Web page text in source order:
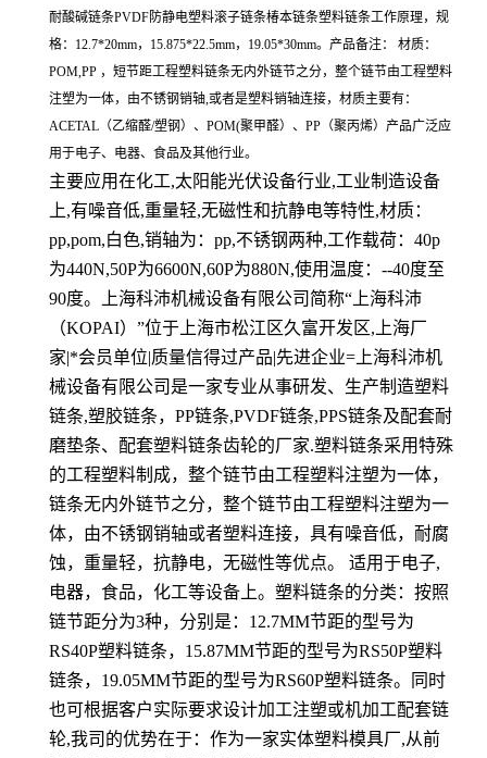
耐酸碱链条PVDF防静电塑料滚子链条椿本链条塑料链条工作原理，规
格：12.7*20mm，15.875*22.5mm，19.05*30mm。产品备注： 材质：
POM,PP ，短节距工程塑料链条无内外链节之分，整个链节由工程塑料
注塑为一体，由不锈钢销轴,或者是塑料销轴连接，材质主要有：
ACETAL（乙缩醛/塑钢）、POM(聚甲醛）、PP（聚丙烯）产品广泛应
用于电子、电器、食品及其他行业。
主要应用在化工,太阳能光伏设备行业,工业制造设备
上,有噪音低,重量轻,无磁性和抗静电等特性,材质：
pp,pom,白色,销轴为：pp,不锈钢两种,工作载荷：40p
为440N,50P为6600N,60P为880N,使用温度：--40度至
90度。上海科沛机械设备有限公司简称“上海科沛
（KOPAI）”位于上海市松江区久富开发区,上海厂
家|*会员单位|质量信得过产品|先进企业=上海科沛机
械设备有限公司是一家专业从事研发、生产制造塑料
链条,塑胶链条，PP链条,PVDF链条,PPS链条及配套耐
磨垫条、配套塑料链条齿轮的厂家.塑料链条采用特殊
的工程塑料制成，整个链节由工程塑料注塑为一体，
链条无内外链节之分，整个链节由工程塑料注塑为一
体，由不锈钢销轴或者塑料连接，具有噪音低，耐腐
蚀，重量轻，抗静电，无磁性等优点。 适用于电子,
电器，食品，化工等设备上。塑料链条的分类：按照
链节距分为3种，分别是：12.7MM节距的型号为
RS40P塑料链条，15.87MM节距的型号为RS50P塑料
链条，19.05MM节距的型号为RS60P塑料链条。同时
也可根据客户实际要求设计加工注塑或机加工配套链
轮,我司的优势在于：作为一家实体塑料模具厂,从前